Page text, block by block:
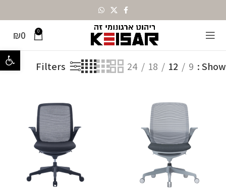
פתח
0
₪0
מותגים Sitplus מציג 13–24 מתוך 40 תוצאות
Show
9
12
18
24
Filters